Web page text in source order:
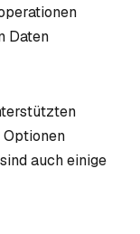
Daten
Optionen
auch einige